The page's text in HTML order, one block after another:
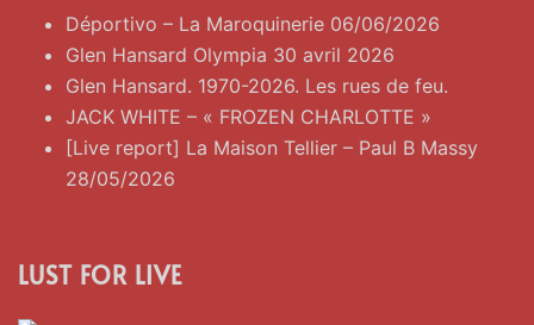
Déportivo – La Maroquinerie 06/06/2026
Glen Hansard Olympia 30 avril 2026
Glen Hansard. 1970-2026. Les rues de feu.
JACK WHITE – « FROZEN CHARLOTTE »
[Live report] La Maison Tellier – Paul B Massy
28/05/2026
LUST FOR LIVE